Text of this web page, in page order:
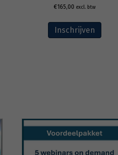
€165,00 excl. btw
Inschrijven